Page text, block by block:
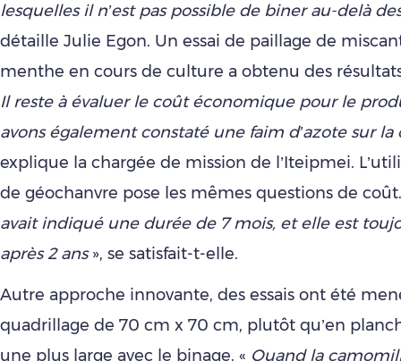
lesquelles il n’est pas possible de biner au-delà
détaille Julie Egon. Un essai de paillage de
menthe en cours de culture a obtenu des
Il reste à évaluer le coût économique pour le
avons également constaté une faim d’azote sur
explique la chargée de mission de l’Iteipmei.
de géochanvre pose les mêmes questions de
avait indiqué une durée de 7 mois, et elle est
après 2 ans», se satisfait-t-elle.
Autre approche innovante, des essais ont été
quadrillage de 70 cm x 70 cm, plutôt qu’en
une plus large avec le binage. « Quand la